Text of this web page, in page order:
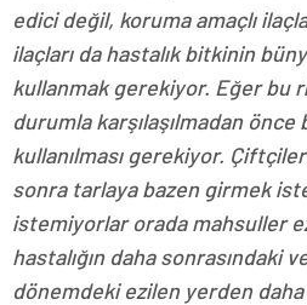
edici değil, koruma amaçlı
ilaçları da hastalık bitkinin
kullanmak gerekiyor. Eğer bu
durumla karşılaşılmadan önce
kullanılması gerekiyor.
sonra tarlaya bazen girmek
istemiyorlar orada mahsuller
hastalığın daha sonrasındaki
dönemdeki ezilen yerden